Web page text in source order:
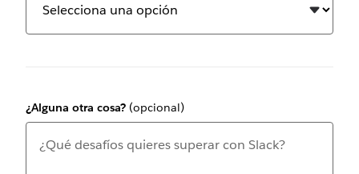
¿Alguna otra cosa? (opcional)